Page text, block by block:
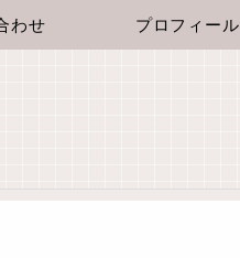
わせ プロフィール